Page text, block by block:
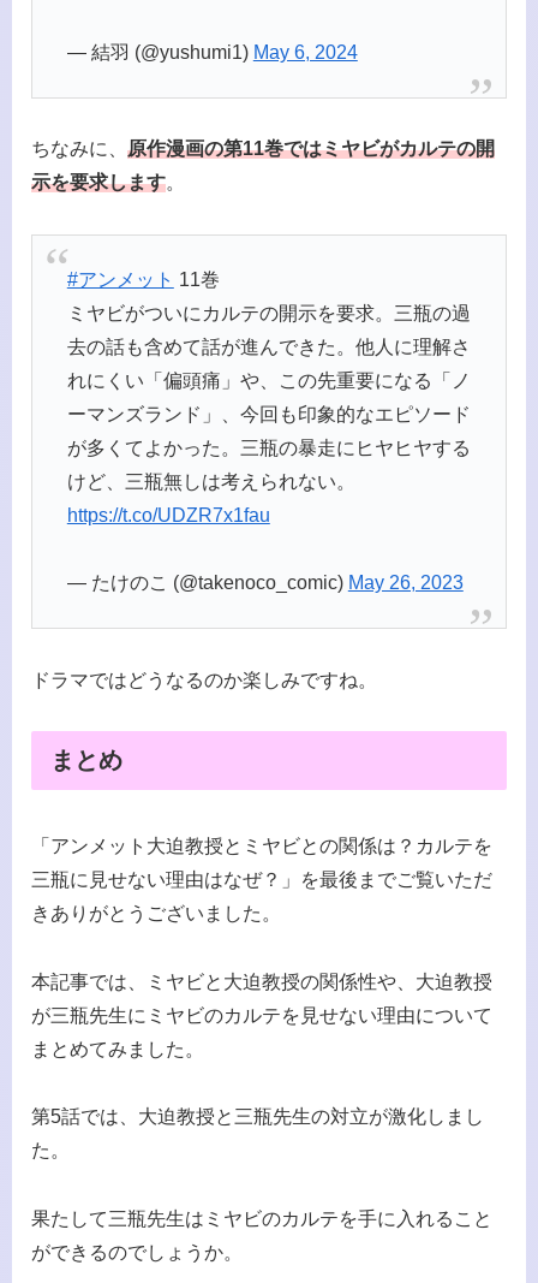
— 結羽 (@yushumi1) May 6, 2024
ちなみに、 原作漫画の第11巻ではミヤビがカルテの開
示を要求します。
#アンメット 11巻
ミヤビがついにカルテの開示を要求。三瓶の過
去の話も含めて話が進んできた。他人に理解さ
れにくい「偏頭痛」や、この先重要になる「ノ
ーマンズランド」、今回も印象的なエピソード
が多くてよかった。三瓶の暴走にヒヤヒヤする
けど、三瓶無しは考えられない。
https://t.co/UDZR7x1fau
— たけのこ (@takenoco_comic) May 26, 2023
ドラマではどうなるのか楽しみですね。
まとめ
「アンメット大迫教授とミヤビとの関係は？カルテを
三瓶に見せない理由はなぜ？」を最後までご覧いただ
きありがとうございました。
本記事では、ミヤビと大迫教授の関係性や、大迫教授
が三瓶先生にミヤビのカルテを見せない理由について
まとめてみました。
第5話では、大迫教授と三瓶先生の対立が激化しまし
た。
果たして三瓶先生はミヤビのカルテを手に入れること
ができるのでしょうか。